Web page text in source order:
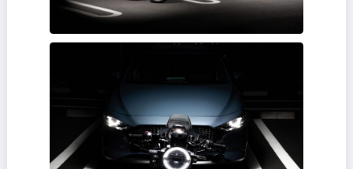
デイライトは猛禽類の様な鋭いリングライトを装備しており
フロントグリルはシンプルでシグネチャーウィングによって纏められ